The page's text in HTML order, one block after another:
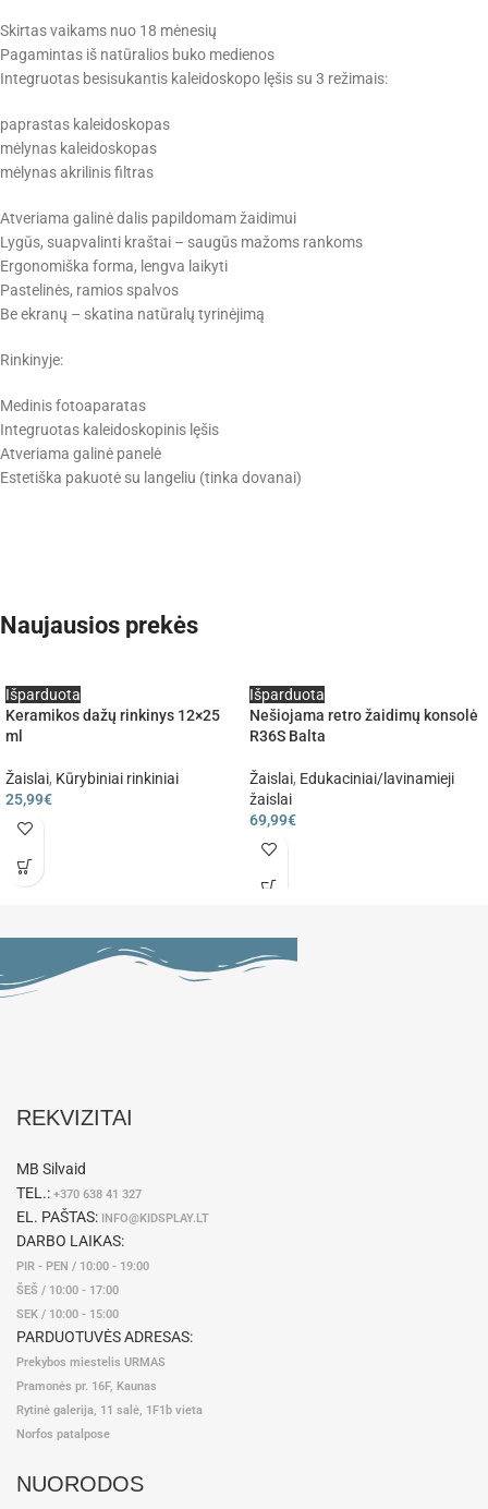
Skirtas vaikams nuo 18 mėnesių
Pagamintas iš natūralios buko medienos
Integruotas besisukantis kaleidoskopo lęšis su 3 režimais:
paprastas kaleidoskopas
mėlynas kaleidoskopas
mėlynas akrilinis filtras
Atveriama galinė dalis papildomam žaidimui
Lygūs, suapvalinti kraštai – saugūs mažoms rankoms
Ergonomiška forma, lengva laikyti
Pastelinės, ramios spalvos
Be ekranų – skatina natūralų tyrinėjimą
Rinkinyje:
Medinis fotoaparatas
Integruotas kaleidoskopinis lęšis
Atveriama galinė panelė
Estetiška pakuotė su langeliu (tinka dovanai)
Naujausios prekės
Išparduota
Keramikos dažų rinkinys 12×25
ml
Žaislai, Kūrybiniai rinkiniai
25,99€
Išparduota
Nešiojama retro žaidimų konsolė
R36S Balta
Žaislai, Edukaciniai/lavinamieji
žaislai
69,99€
REKVIZITAI
MB Silvaid
TEL.: +370 638 41 327
EL. PAŠTAS: INFO@KIDSPLAY.LT
DARBO LAIKAS:
PIR - PEN / 10:00 - 19:00
ŠEŠ / 10:00 - 17:00
SEK / 10:00 - 15:00
PARDUOTUVĖS ADRESAS:
Prekybos miestelis URMAS
Pramonės pr. 16F, Kaunas
Rytinė galerija, 11 salė, 1F1b vieta
Norfos patalpose
NUORODOS